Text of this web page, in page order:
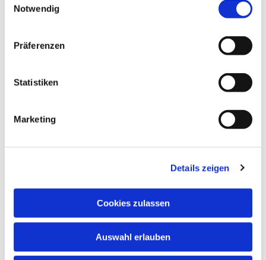
Notwendig
Präferenzen
Statistiken
Marketing
Details zeigen
Cookies zulassen
Auswahl erlauben
Die Pfarrgemeinde
Die Bücherei
Was Tun Wenn